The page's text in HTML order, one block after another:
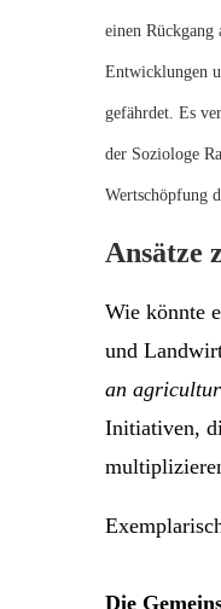
einen
Entwicklungen
gefährdet. Es
der Soziologe
Wertschöpfung
Ansätze
Wie könnte
und
an
Initiativen,
Die